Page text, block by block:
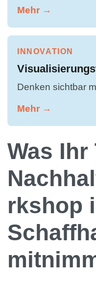
Mehr →
INNOVATION
Denken sichtbar
Mehr →
Was Ihr
rkshop